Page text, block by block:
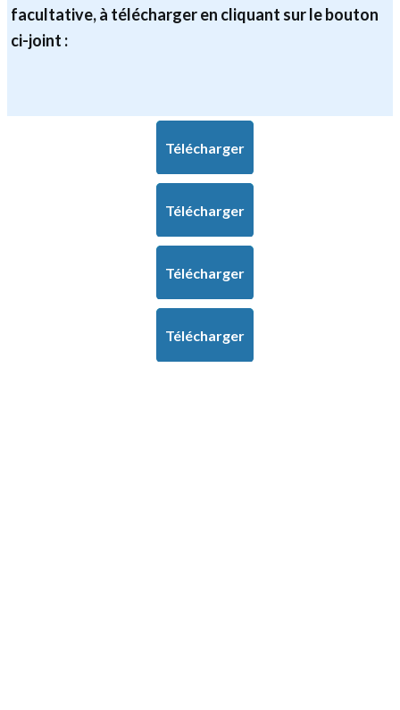
facultative, à télécharger en cliquant sur le bouton
ci-joint :
Télécharger
Télécharger
Télécharger
Télécharger